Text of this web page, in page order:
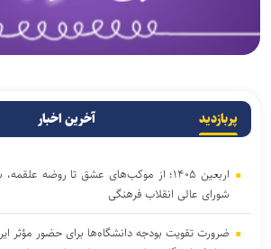
پربازدید آخرین اخبار
اربعین ۱۴۰۵؛ از موکب‌های عشق تا روضه
شورای عالی انقلاب فرهنگی
ضرورت تقویت بودجه دانشگاه‌ها برای حضور مؤثر